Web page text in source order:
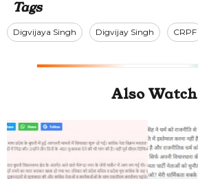
Tags
Digvijaya Singh Digvijay Singh CRPF
Also Watch